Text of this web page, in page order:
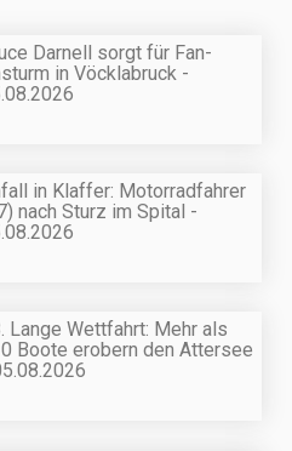
Darnell sorgt für Fan-
in Vöcklabruck -
in Klaffer: Motorradfahrer
nach Sturz im Spital -
Lange Wettfahrt: Mehr als
Boote erobern den Attersee